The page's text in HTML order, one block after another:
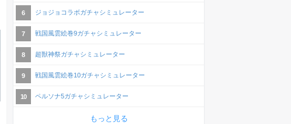
ジョジョコラボガチャシミュレーター
戦国風雲絵巻9ガチャシミュレーター
超獣神祭ガチャシミュレーター
戦国風雲絵巻10ガチャシミュレーター
ペルソナ5ガチャシミュレーター
もっと見る